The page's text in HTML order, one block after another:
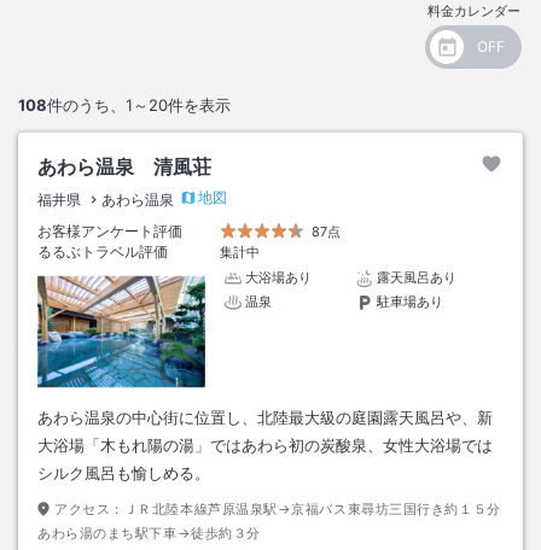
料金カレンダー
108件のうち、 1～20件を表示
あわら温泉 清風荘
福井県 あわら温泉
地図
お客様アンケート評価
87点
るるぶトラベル評価
集計中
大浴場あり
露天風呂あり
温泉
駐車場あり
あわら温泉の中心街に位置し、北陸最大級の庭園露天風呂や、新
大浴場「木もれ陽の湯」ではあわら初の炭酸泉、女性大浴場では
シルク風呂も愉しめる。
アクセス：
ＪＲ北陸本線芦原温泉駅→京福バス東尋坊三国行き約１５分
あわら湯のまち駅下車→徒歩約３分